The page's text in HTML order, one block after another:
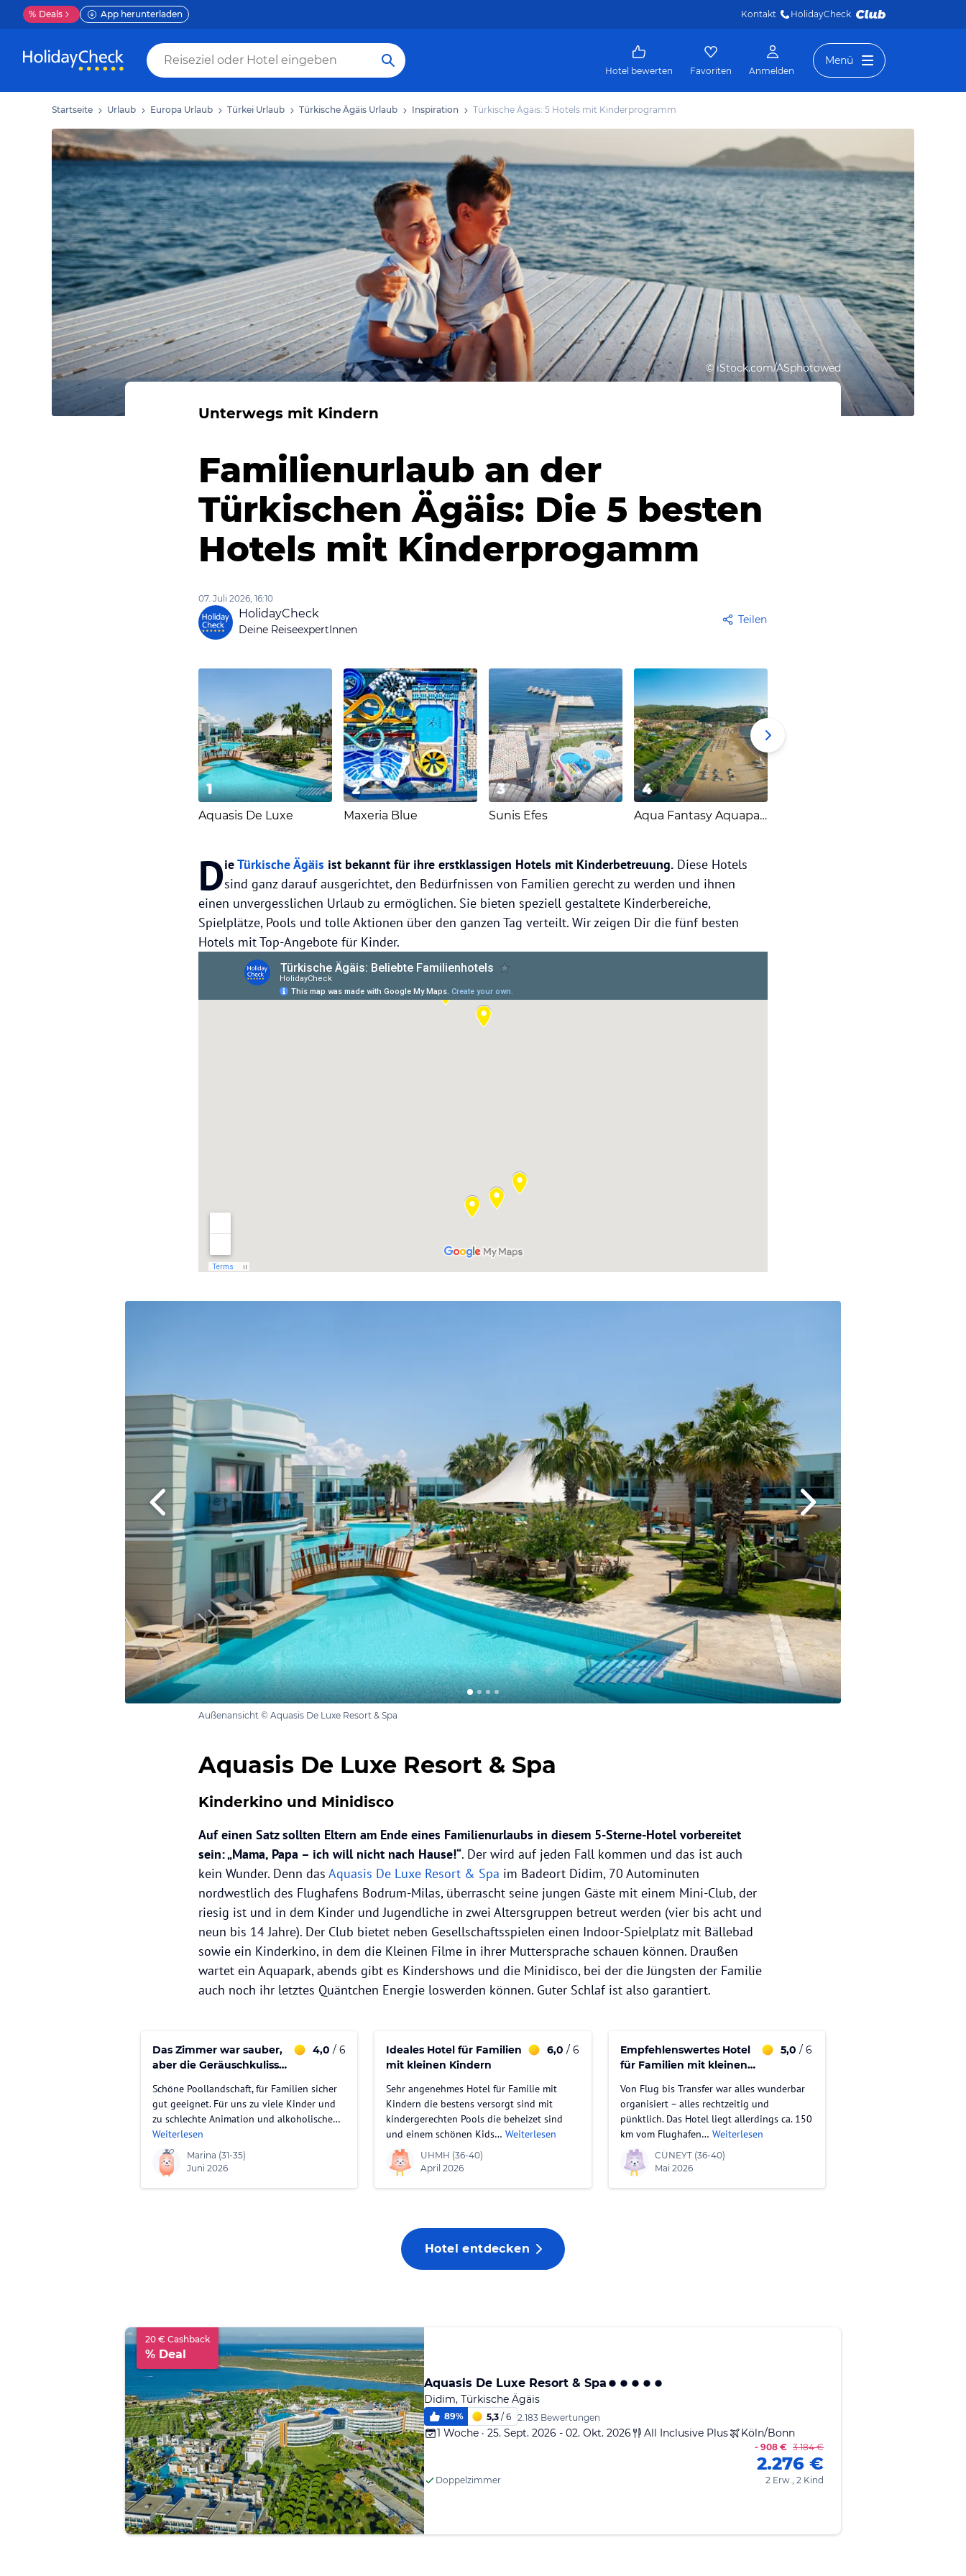
% Deals App herunterladen Kontakt HolidayCheck
Hotel bewerten Favoriten Anmelden
Menü
Startseite Urlaub Europa Urlaub Türkei Urlaub Türkische Ägäis Urlaub Inspiration Türkische Ägäis: 5 Hotels mit Kinderprogramm
©iStock.com/ASphotowed
Unterwegs mit Kindern
Familienurlaub an der
Türkischen Ägäis: Die 5 besten
Hotels mit Kinderprogamm
07. Juli 2026, 16:10
HolidayCheck
Deine ReiseexpertInnen
Teilen
1
Aquasis De Luxe
2
Maxeria Blue
3
Sunis Efes
4
Aqua Fantasy Aquaparklaros
DieTürkische Ägäis ist bekannt für ihre erstklassigen Hotels mit Kinderbetreuung. Diese Hotels
sind ganz darauf ausgerichtet, den Bedürfnissen von Familien gerecht zu werden und ihnen
einen unvergesslichen Urlaub zu ermöglichen. Sie bieten speziell gestaltete Kinderbereiche,
Spielplätze, Pools und tolle Aktionen über den ganzen Tag verteilt. Wir zeigen Dir die fünf besten
Hotels mit Top-Angebote für Kinder.
Außenansicht © Aquasis De Luxe Resort & Spa
Aquasis De Luxe Resort & Spa
Kinderkino und Minidisco
Auf einen Satz sollten Eltern am Ende eines Familienurlaubs in diesem 5-Sterne-Hotel vorbereitet
sein: „Mama, Papa – ich will nicht nach Hause!“. Der wird auf jeden Fall kommen und das ist auch
kein Wunder. Denn das Aquasis De Luxe Resort & Spa im Badeort Didim, 70 Autominuten
nordwestlich des Flughafens Bodrum-Milas, überrascht seine jungen Gäste mit einem Mini-Club, der
riesig ist und in dem Kinder und Jugendliche in zwei Altersgruppen betreut werden (vier bis acht und
neun bis 14 Jahre). Der Club bietet neben Gesellschaftsspielen einen Indoor-Spielplatz mit Bällebad
sowie ein Kinderkino, in dem die Kleinen Filme in ihrer Muttersprache schauen können. Draußen
wartet ein Aquapark, abends gibt es Kindershows und die Minidisco, bei der die Jüngsten der Familie
auch noch ihr letztes Quäntchen Energie loswerden können. Guter Schlaf ist also garantiert.
Das Zimmer war sauber,
aber die Geräuschkulisse
4,0 / 6
Schöne Poollandschaft, für Familien sicher
gut geeignet. Für uns zu viele Kinder und
zu schlechte Animation und alkoholische…
Weiterlesen
Marina (31-35)
Juni 2026
Ideales Hotel für Familien
mit kleinen Kindern
6,0 / 6
Sehr angenehmes Hotel für Familie mit
Kindern die bestens versorgt sind mit
kindergerechten Pools die beheizet sind
und einem schönen Kids… Weiterlesen
UHMH (36-40)
April 2026
Empfehlenswertes Hotel
für Familien mit kleinen
5,0 / 6
Von Flug bis Transfer war alles wunderbar
organisiert – alles rechtzeitig und
pünktlich. Das Hotel liegt allerdings ca. 150
km vom Flughafen… Weiterlesen
CÜNEYT (36-40)
Mai 2026
Hotel entdecken
20 € Cashback
% Deal
Aquasis De Luxe Resort & Spa
Didim, Türkische Ägäis
89% 5,3 / 6 2.183 Bewertungen
1 Woche · 25. Sept. 2026 - 02. Okt. 2026 All Inclusive Plus Köln/Bonn
Doppelzimmer
- 908 € 3.184 €
2.276 €
2 Erw., 2 Kind